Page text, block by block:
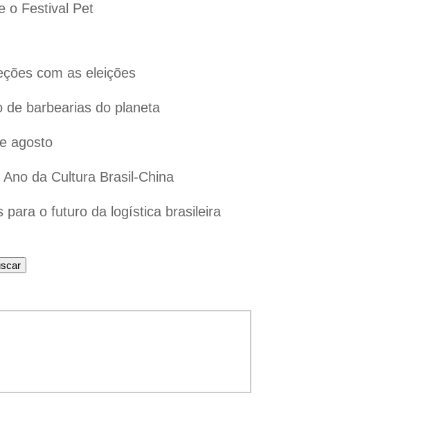
o Festival Pet
com as eleições
de barbearias do planeta
agosto
da Cultura Brasil-China
para o futuro da logística brasileira